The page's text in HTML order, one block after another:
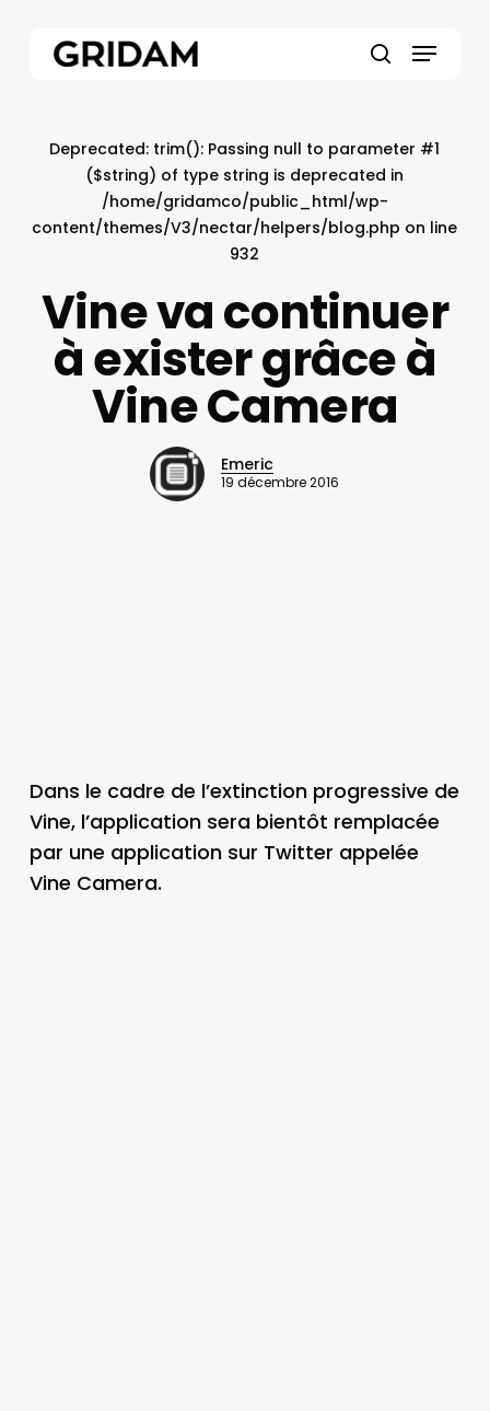
Menu
Deprecated: trim(): Passing null to parameter #1
($string) of type string is deprecated in
/home/gridamco/public_html/wp-
content/themes/V3/nectar/helpers/blog.php on line
932
Vine va continuer
à exister grâce à
Vine Camera
Emeric
19 décembre 2016
Dans le cadre de l’extinction progressive de
Vine, l’application sera bientôt remplacée
par une application sur Twitter appelée
Vine Camera.